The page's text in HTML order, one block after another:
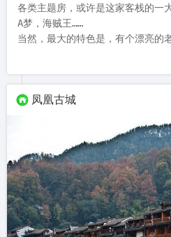
各类主题房，或许是这家客栈
A梦，海贼王……
当然，最大的特色是，有个漂亮的
凤凰古城